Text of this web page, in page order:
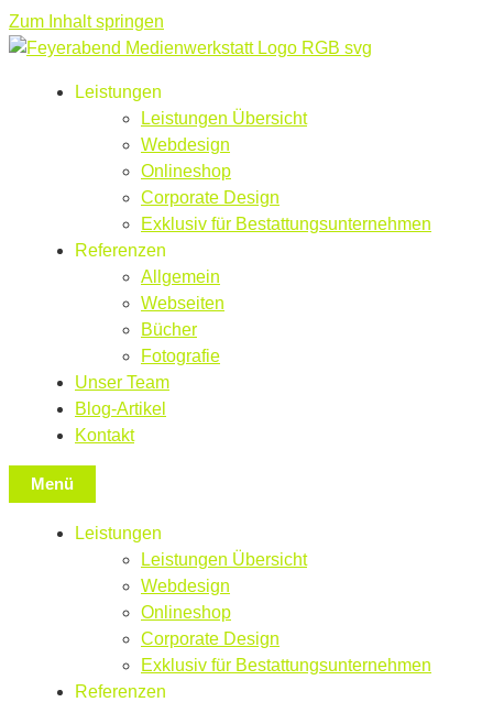
Zum Inhalt springen
Leistungen
Leistungen Übersicht
Webdesign
Onlineshop
Corporate Design
Exklusiv für Bestattungsunternehmen
Referenzen
Allgemein
Webseiten
Bücher
Fotografie
Unser Team
Blog-Artikel
Kontakt
Menü
Leistungen
Leistungen Übersicht
Webdesign
Onlineshop
Corporate Design
Exklusiv für Bestattungsunternehmen
Referenzen